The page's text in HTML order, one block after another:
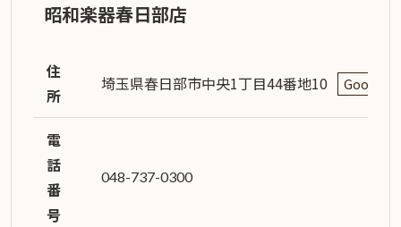
昭和楽器春日部店
住
所
埼玉県春日部市中央1丁目44番地10
電
話
番
号
048-737-0300